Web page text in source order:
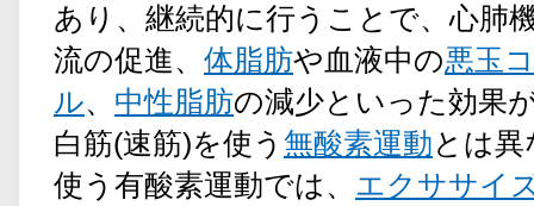
あり、継続的に行うことで、心肺
流の促進、 体脂肪や血液中の悪玉
ル、 中性脂肪の減少といった効果
白筋(速筋)を使う 無酸素運動とは
使う有酸素運動では、 エクササイ